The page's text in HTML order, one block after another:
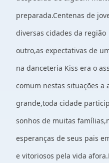
preparada.Centenas de
diversas cidades da
outro,as expectativas de
na danceteria Kiss era o
comum nestas situações
grande,toda cidade
sonhos de muitas
esperanças de seus pais
e vitoriosos pela vida